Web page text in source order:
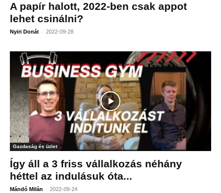
A papír halott, 2022-ben csak appot
lehet csinálni?
Nyiri Donát - 2022-09-28
Gazdaság és üzlet
Így áll a 3 friss vállalkozás néhány
héttel az indulásuk óta...
Mándó Milán - 2022-09-24